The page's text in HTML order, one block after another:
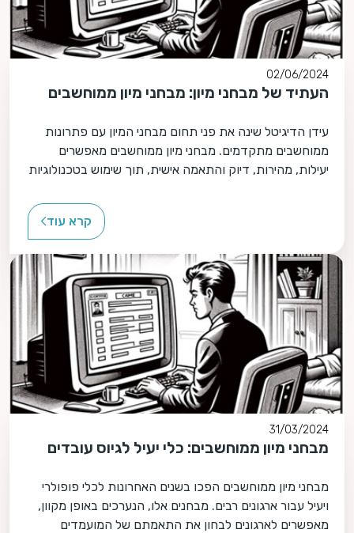
02/06/2024
העתיד של מבחני מיון: מבחני מיון ממוחשבים
עידן הדיגיטל שינה את פני תחום מבחני המיון עם פתרונות
ממוחשבים מתקדמים. מבחני מיון ממוחשבים מאפשרים
יעילות, מהירות, דיוק והתאמה אישית, תוך שימוש בטכנולוגיות
קרא עוד
31/03/2024
מבחני מיון ממוחשבים: כלי יעיל לגיוס עובדים
מבחני מיון ממוחשבים הפכו בשנים האחרונות לכלי פופולרי
ויעיל עבור ארגונים רבים. מבחנים אלו, הנערכים באופן מקוון,
מאפשרים לארגונים לבחון את התאמתם של המועמדים